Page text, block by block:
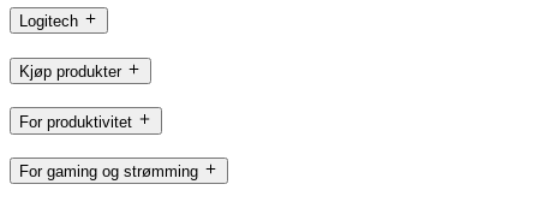
Logitech
Kjøp produkter
For produktivitet
For gaming og strømming